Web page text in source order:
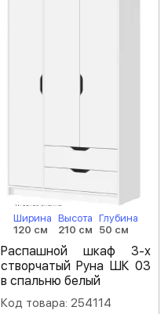
Ширина
120 см
Высота
210 см
Глубина
50 см
Распашной шкаф 3-х
створчатый Руна ШК 03
в спальню белый
Код товара: 254114